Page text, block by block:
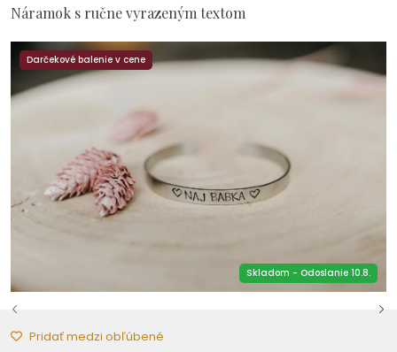
Náramok s ručne vyrazeným textom
Darčekové balenie v cene
Skladom - Odoslanie 10.8.
Pridať medzi obľúbené